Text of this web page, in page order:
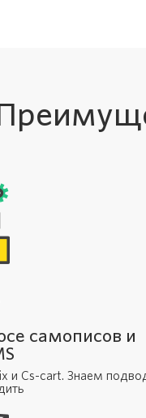
самописов и
и Cs-cart. Знаем